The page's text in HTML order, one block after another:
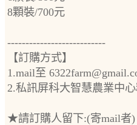
8顆裝/700元
---------------------------
【訂購方式】
1.mail至
2.私訊屏科大智慧農業中
★請訂購人留下:(寄mail者)